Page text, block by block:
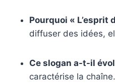
Pourquoi « L’esprit
diffuser des idées,
Ce slogan a-t-il
caractérise la